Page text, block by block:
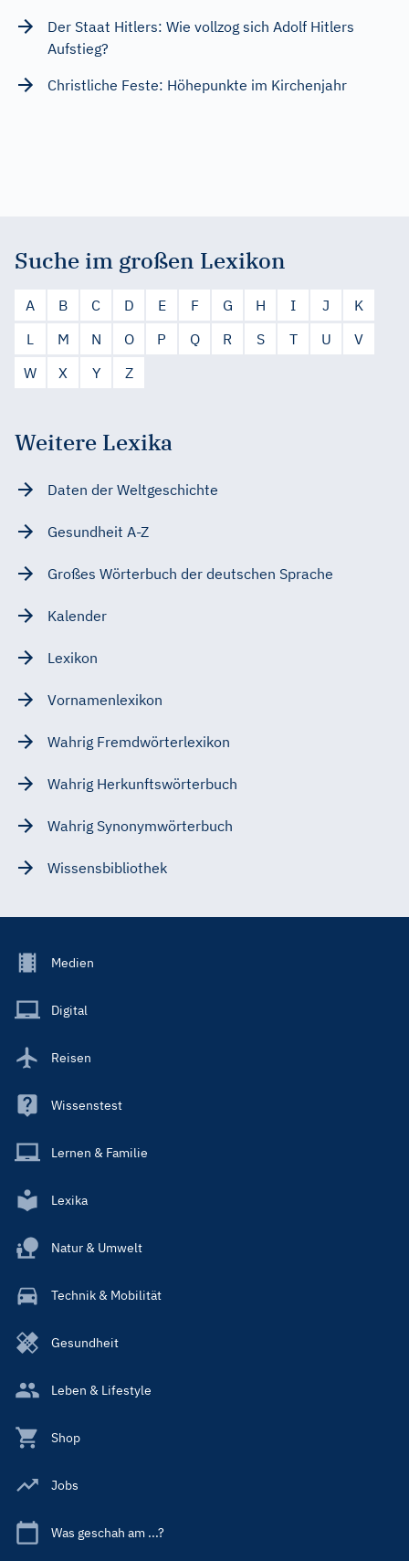
Der Staat Hitlers: Wie vollzog sich Adolf Hitlers
Aufstieg?
Christliche Feste: Höhepunkte im Kirchenjahr
Suche im großen Lexikon
A B C D E F G H I J
K
L
M N O P Q R S T U
V
W
X Y Z
Weitere Lexika
Daten der Weltgeschichte
Gesundheit A-Z
Großes Wörterbuch der deutschen Sprache
Kalender
Lexikon
Vornamenlexikon
Wahrig Fremdwörterlexikon
Wahrig Herkunftswörterbuch
Wahrig Synonymwörterbuch
Wissensbibliothek
Footer
Main
Medien
Digital
Reisen
Wissenstest
Lernen & Familie
Lexika
Natur & Umwelt
Technik & Mobilität
Gesundheit
Leben & Lifestyle
Shop
Jobs
Was geschah am ...?